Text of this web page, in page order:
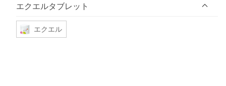
エクエルタブレット
エクエル